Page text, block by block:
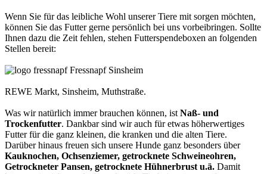
Wenn Sie für das leibliche Wohl unserer Tiere mit sorgen möchten,
können Sie das Futter gerne persönlich bei uns vorbeibringen. Sollte
Ihnen dazu die Zeit fehlen, stehen Futterspendeboxen an folgenden
Stellen bereit:
Fressnapf Sinsheim
REWE Markt, Sinsheim, Muthstraße.
Was wir natürlich immer brauchen können, ist Naß- und
Trockenfutter. Dankbar sind wir auch für etwas höherwertiges
Futter für die ganz kleinen, die kranken und die alten Tiere.
Darüber hinaus freuen sich unsere Hunde ganz besonders über
Kauknochen, Ochsenziemer, getrocknete Schweineohren,
Getrockneter Pansen, getrocknete Hühnerbrust u.ä. Damit